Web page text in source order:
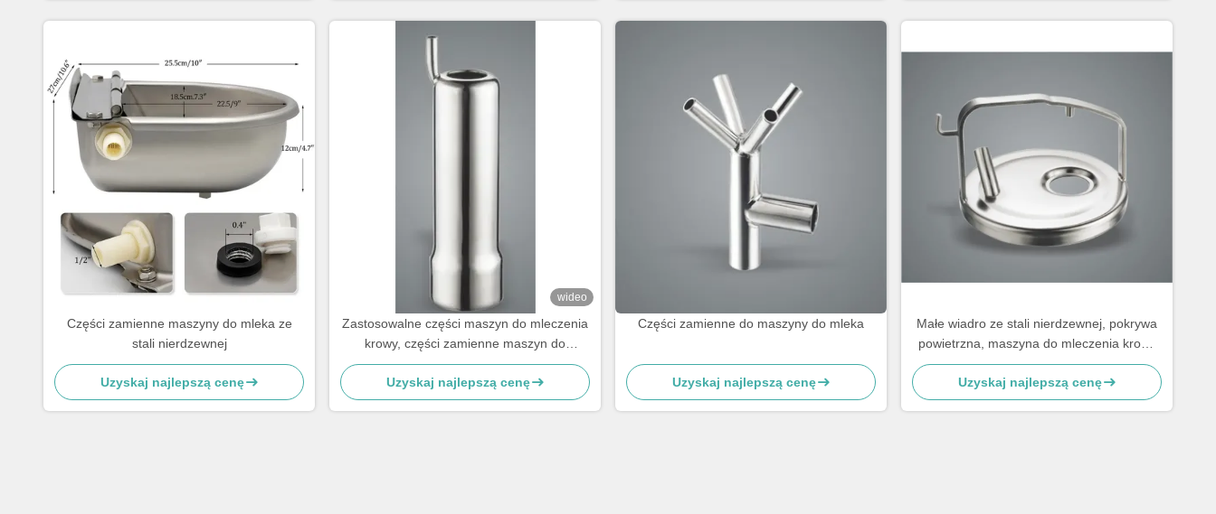
Części zamienne maszyny do mleka ze
stali nierdzewnej
Uzyskaj najlepszą cenę
wideo
Zastosowalne części maszyn do mleczenia
krowy, części zamienne maszyn do
mleczenia w rodzaju muszli, kubki do mleka
Uzyskaj najlepszą cenę
Części zamienne do maszyny do mleka
Uzyskaj najlepszą cenę
Małe wiadro ze stali nierdzewnej, pokrywa
powietrzna, maszyna do mleczenia krowy
części zamienne
Uzyskaj najlepszą cenę